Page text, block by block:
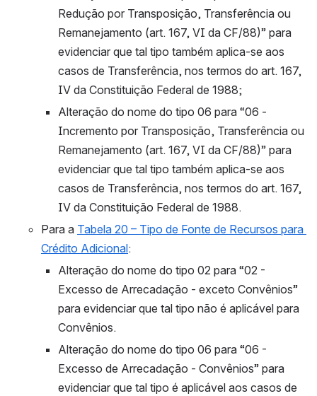
Redução por Transposição, Transferência ou
Remanejamento (art. 167, VI da CF/88)” para
evidenciar que tal tipo também aplica-se aos
casos de Transferência, nos termos do art. 167,
IV da Constituição Federal de 1988;
Alteração do nome do tipo 06 para “06 -
Incremento por Transposição, Transferência ou
Remanejamento (art. 167, VI da CF/88)” para
evidenciar que tal tipo também aplica-se aos
casos de Transferência, nos termos do art. 167,
IV da Constituição Federal de 1988.
Para a Tabela 20 – Tipo de Fonte de Recursos para
Crédito Adicional:
Alteração do nome do tipo 02 para “02 -
Excesso de Arrecadação - exceto Convênios”
para evidenciar que tal tipo não é aplicável para
Convênios.
Alteração do nome do tipo 06 para “06 -
Excesso de Arrecadação - Convênios” para
evidenciar que tal tipo é aplicável aos casos de